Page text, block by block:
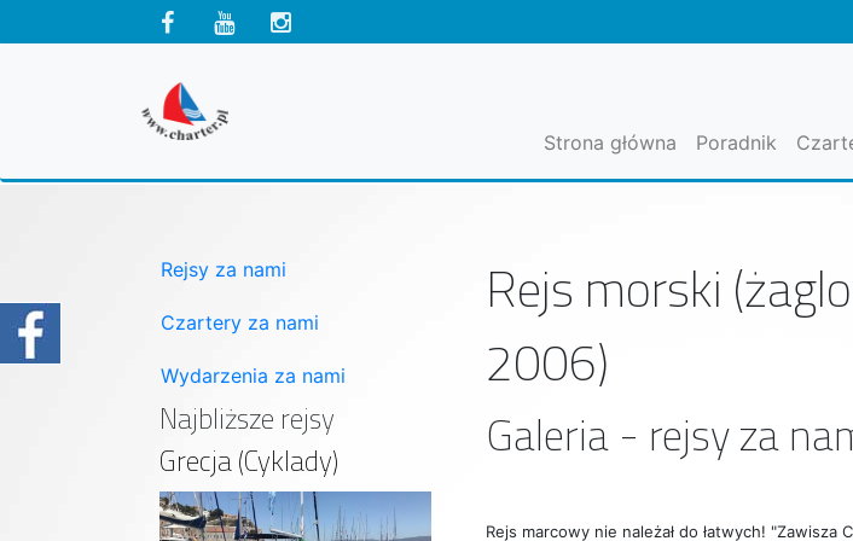
Strona główna Poradnik
Rejs morski
2006)
Galeria - rejsy za
Rejs marcowy nie należał do łatwych!
Rejsy za nami
Czartery za nami
Wydarzenia za nami
Najbliższe rejsy
Grecja (Cyklady)